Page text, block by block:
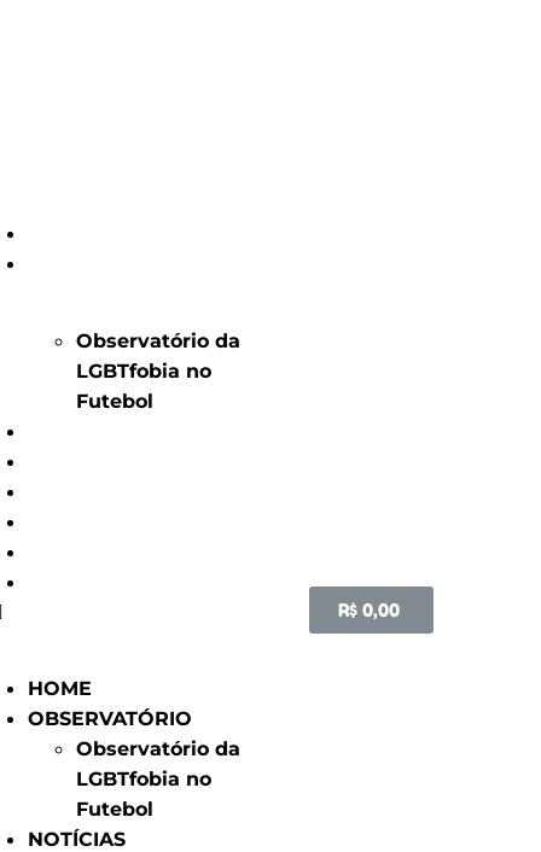
Observatório da
LGBTfobia no
Futebol
HOME
OBSERVATÓRIO
Observatório da
LGBTfobia no
Futebol
NOTÍCIAS
R$ 0,00